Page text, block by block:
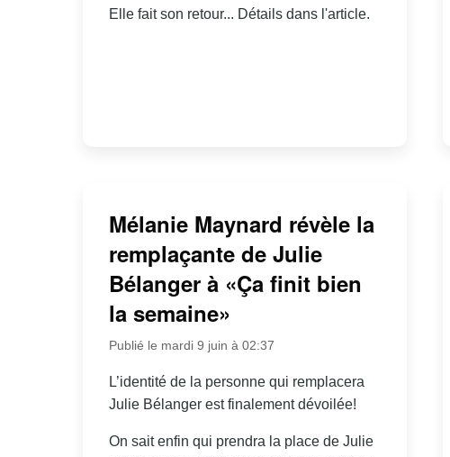
Elle fait son retour... Détails dans l'article.
Mélanie Maynard révèle la
remplaçante de Julie
Bélanger à «Ça finit bien
la semaine»
Publié le mardi 9 juin à 02:37
L’identité de la personne qui remplacera
Julie Bélanger est finalement dévoilée!
On sait enfin qui prendra la place de Julie